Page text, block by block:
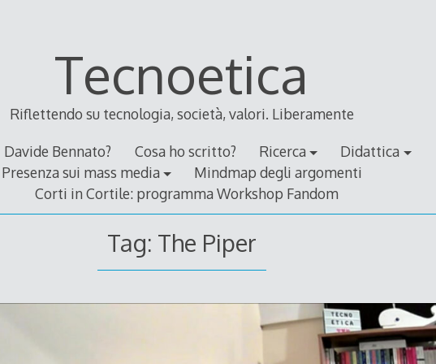
Tecnoetica
Riflettendo su tecnologia, società, valori. Liberamente
Davide Bennato? Cosa ho scritto? Ricerca
Didattica
Presenza sui mass media
Mindmap degli argomenti
Corti in Cortile: programma Workshop Fandom
Tag: The Piper